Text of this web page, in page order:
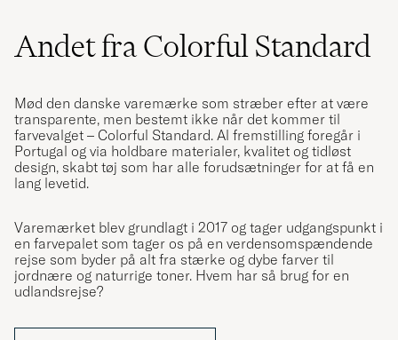
Andet fra Colorful Standard
Mød den danske varemærke som stræber efter at være
transparente, men bestemt ikke når det kommer til
farvevalget – Colorful Standard. Al fremstilling foregår i
Portugal og via holdbare materialer, kvalitet og tidløst
design, skabt tøj som har alle forudsætninger for at få en
lang levetid.
Varemærket blev grundlagt i 2017 og tager udgangspunkt i
en farvepalet som tager os på en verdensomspændende
rejse som byder på alt fra stærke og dybe farver til
jordnære og naturrige toner. Hvem har så brug for en
udlandsrejse?